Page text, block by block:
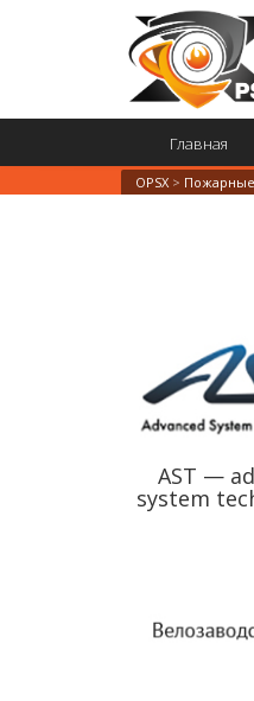
Главная
OPSX >
AST —
system